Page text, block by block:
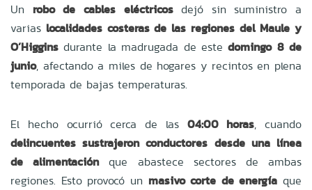
Un robo de cables eléctricosdejó sin suministro a
varias localidades costeras de las regiones del Maule y
O’Higgins durante la madrugada de estedomingo 8 de
junio, afectando a miles de hogares y recintos en plena
temporada de bajas temperaturas.
El hecho ocurrió cerca de las 04:00 horas, cuando
delincuentes sustrajeron conductores desde una línea
de alimentaciónque abastece sectores de ambas
regiones. Esto provocó un masivo corte de energía que